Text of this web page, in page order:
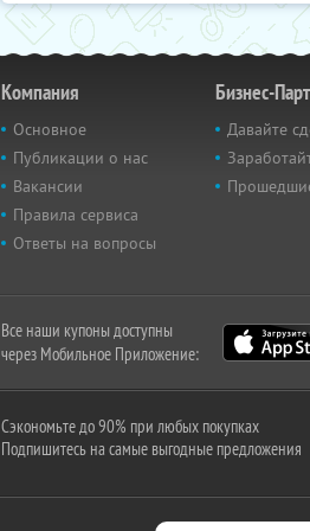
Компания
Основное
Публикации о нас
Вакансии
Правила сервиса
Ответы на вопросы
Бизнес-
Давайте
Все наши купоны доступны
через Мобильное Приложение:
Сэкономьте до 90% при любых покупках
Подпишитесь на самые выгодные предложения